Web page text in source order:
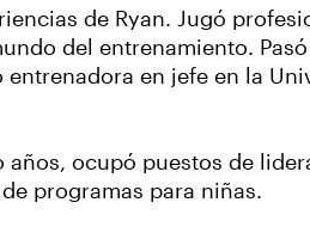
de Ryan. Jugó
del entrenamiento.
en jefe en la
ocupó puestos de
programas para niñas.